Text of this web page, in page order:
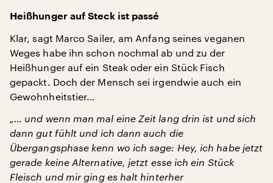
Heißhunger auf Steck ist passé
Klar, sagt Marco Sailer, am Anfang seines veganen
Weges habe ihn schon nochmal ab und zu der
Heißhunger auf ein Steak oder ein Stück Fisch
gepackt. Doch der Mensch sei irgendwie auch ein
Gewohnheitstier…
„… und wenn man mal eine Zeit lang drin ist und sich
dann gut fühlt und ich dann auch die
Übergangsphase kenn wo ich sage: Hey, ich habe jetzt
gerade keine Alternative, jetzt esse ich ein Stück
Fleisch und mir ging es halt hinterher